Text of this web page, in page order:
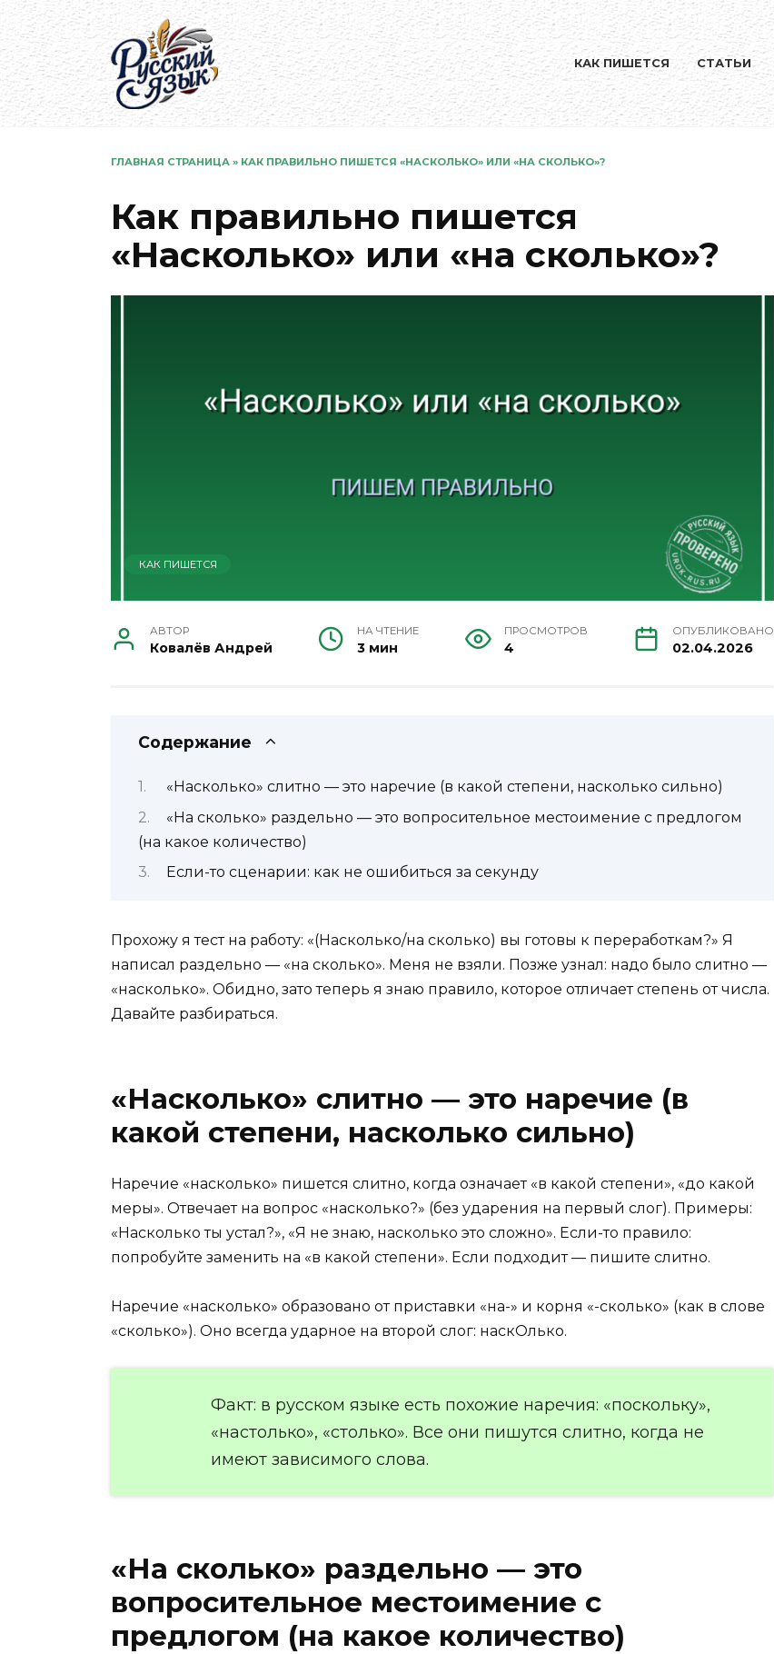
Перейти
к
содержанию
КАК ПИШЕТСЯ СТАТЬИ
ГЛАВНАЯ СТРАНИЦА » КАК ПРАВИЛЬНО ПИШЕТСЯ «НАСКОЛЬКО» ИЛИ «НА СКОЛЬКО»?
Как правильно пишется
«Насколько» или «на сколько»?
КАК ПИШЕТСЯ
АВТОР
Ковалёв Андрей
НА ЧТЕНИЕ
3 мин
ПРОСМОТРОВ
4
ОПУБЛИКОВАНО
02.04.2026
Содержание
«Насколько» слитно — это наречие (в какой степени, насколько сильно)
«На сколько» раздельно — это вопросительное местоимение с предлогом
(на какое количество)
Если-то сценарии: как не ошибиться за секунду
Прохожу я тест на работу: «(Насколько/на сколько) вы готовы к переработкам?» Я
написал раздельно — «на сколько». Меня не взяли. Позже узнал: надо было слитно —
«насколько». Обидно, зато теперь я знаю правило, которое отличает степень от числа.
Давайте разбираться.
«Насколько» слитно — это наречие (в
какой степени, насколько сильно)
Наречие «насколько» пишется слитно, когда означает «в какой степени», «до какой
меры». Отвечает на вопрос «насколько?» (без ударения на первый слог). Примеры:
«Насколько ты устал?», «Я не знаю, насколько это сложно». Если-то правило:
попробуйте заменить на «в какой степени». Если подходит — пишите слитно.
Наречие «насколько» образовано от приставки «на-» и корня «-сколько» (как в слове
«сколько»). Оно всегда ударное на второй слог: наскОлько.
Факт: в русском языке есть похожие наречия: «поскольку»,
«настолько», «столько». Все они пишутся слитно, когда не
имеют зависимого слова.
«На сколько» раздельно — это
вопросительное местоимение с
предлогом (на какое количество)